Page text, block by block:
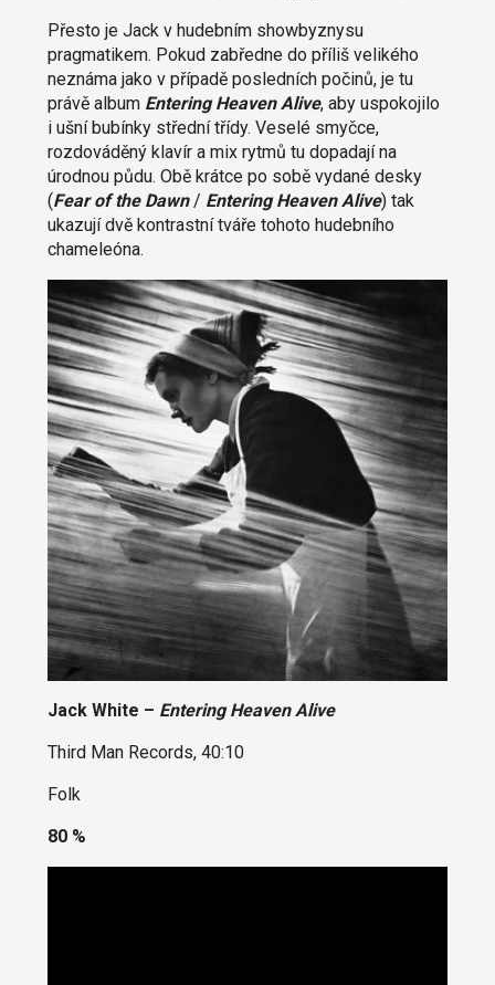
Přesto je Jack v hudebním showbyznysu
pragmatikem. Pokud zabředne do příliš velikého
neznáma jako v případě posledních počinů, je tu
právě album Entering Heaven Alive, aby uspokojilo
i ušní bubínky střední třídy. Veselé smyčce,
rozdováděný klavír a mix rytmů tu dopadají na
úrodnou půdu. Obě krátce po sobě vydané desky
(Fear of the Dawn/ Entering Heaven Alive) tak
ukazují dvě kontrastní tváře tohoto hudebního
chameleóna.
Jack White – Entering Heaven Alive
Third Man Records, 40:10
Folk
80 %